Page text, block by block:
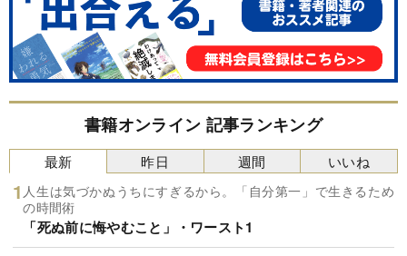
書籍オンライン 記事ランキング
最新
人生は気づかぬうちにすぎるから。「自分第一」で生きるため
の時間術
「死ぬ前に悔やむこと」・ワースト1
昨日 週間 いいね